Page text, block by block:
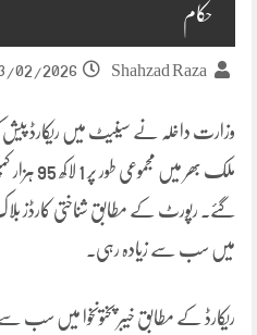
حکام
Shahzad Raza
02/2026
وزارت داخلہ نے سینیٹ میں ریکارڈ پیش
ملک بھر
گئے۔ رپورٹ کے مطابق شناختی کارڈز
میں سب سے زیادہ رہی۔